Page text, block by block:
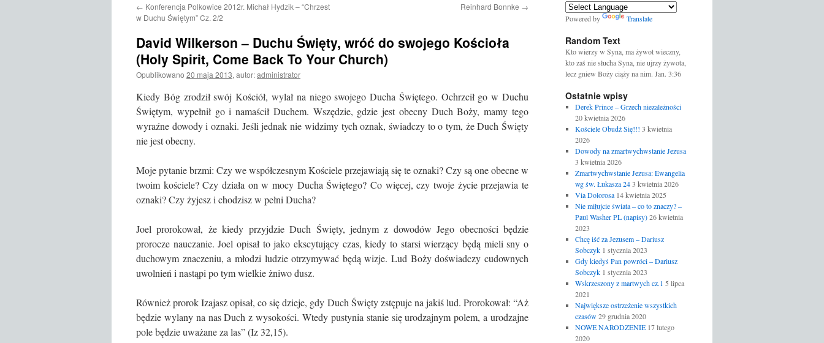
treści
← Konferencja Polkowice 2012r. Michał Hydzik – “Chrzest
w Duchu Świętym” Cz. 2/2
Reinhard Bonnke →
David Wilkerson – Duchu Święty, wróć do swojego Kościoła
(Holy Spirit, Come Back To Your Church)
Opublikowano 20 maja 2013, autor:administrator
Kiedy Bóg zrodził swój Kościół, wylał na niego swojego Ducha Świętego. Ochrzcił go w Duchu
Świętym, wypełnił go i namaścił Duchem. Wszędzie, gdzie jest obecny Duch Boży, mamy tego
wyraźne dowody i oznaki. Jeśli jednak nie widzimy tych oznak, świadczy to o tym, że Duch Święty
nie jest obecny.
Moje pytanie brzmi: Czy we współczesnym Kościele przejawiają się te oznaki? Czy są one obecne w
twoim kościele? Czy działa on w mocy Ducha Świętego? Co więcej, czy twoje życie przejawia te
oznaki? Czy żyjesz i chodzisz w pełni Ducha?
Joel prorokował, że kiedy przyjdzie Duch Święty, jednym z dowodów Jego obecności będzie
prorocze nauczanie. Joel opisał to jako ekscytujący czas, kiedy to starsi wierzący będą mieli sny o
duchowym znaczeniu, a młodzi ludzie otrzymywać będą wizje. Lud Boży doświadczy cudownych
uwolnień i nastąpi po tym wielkie żniwo dusz.
Również prorok Izajasz opisał, co się dzieje, gdy Duch Święty zstępuje na jakiś lud. Prorokował: “Aż
będzie wylany na nas Duch z wysokości. Wtedy pustynia stanie się urodzajnym polem, a urodzajne
pole będzie uważane za las” (Iz 32,15).
Powered by Translate
Random Text
Kto wierzy w Syna, ma żywot wieczny,
kto zaś nie słucha Syna, nie ujrzy żywota,
lecz gniew Boży ciąży na nim. Jan. 3:36
Ostatnie wpisy
Derek Prince – Grzech niezależności
20 kwietnia 2026
Kościele Obudź Się!!! 3 kwietnia
2026
Dowody na zmartwychwstanie Jezusa
3 kwietnia 2026
Zmartwychwstanie Jezusa: Ewangelia
wg św. Łukasza 24 3 kwietnia 2026
Via Dolorosa 14 kwietnia 2025
Nie miłujcie świata – co to znaczy? –
Paul Washer PL (napisy) 26 kwietnia
2023
Chcę iść za Jezusem – Dariusz
Sobczyk 1 stycznia 2023
Gdy kiedyś Pan powróci – Dariusz
Sobczyk 1 stycznia 2023
Wskrzeszony z martwych cz.1 5 lipca
2021
Największe ostrzeżenie wszystkich
czasów 29 grudnia 2020
NOWE NARODZENIE 17 lutego
2020